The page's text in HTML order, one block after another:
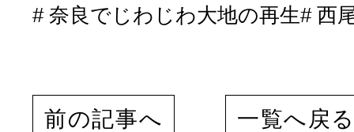
奈良でじわじわ大地の再生 西
前の記事へ 一覧へ戻